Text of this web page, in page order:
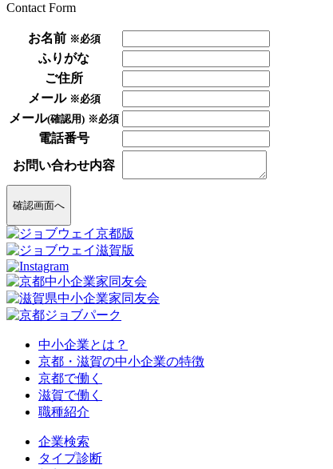
Contact Form
お名前 ※必須
ふりがな
ご住所
メール ※必須
メール(確認用) ※必須
電話番号
お問い合わせ内容
確認画面へ
中小企業とは？
京都・滋賀の中小企業の特徴
京都で働く
滋賀で働く
職種紹介
企業検索
タイプ診断